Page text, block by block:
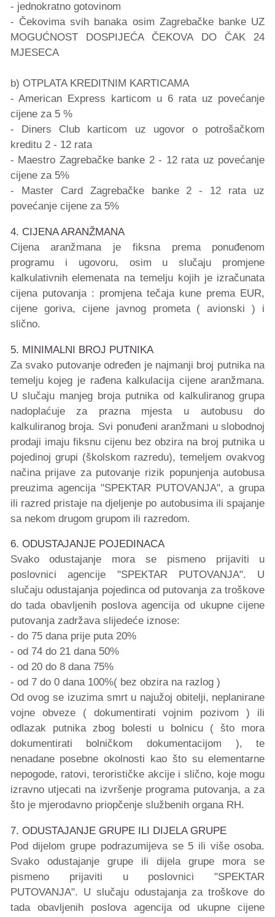
- jednokratno gotovinom
- Čekovima svih banaka osim Zagrebačke banke UZ
MOGUĆNOST DOSPIJEĆA ČEKOVA DO ČAK 24
MJESECA
b) OTPLATA KREDITNIM KARTICAMA
- American Express karticom u 6 rata uz povećanje
cijene za 5 %
- Diners Club karticom uz ugovor o potrošačkom
kreditu 2 - 12 rata
- Maestro Zagrebačke banke 2 - 12 rata uz povećanje
cijene za 5%
- Master Card Zagrebačke banke 2 - 12 rata uz
povećanje cijene za 5%
4. CIJENA ARANŽMANA
Cijena aranžmana je fiksna prema ponuđenom
programu i ugovoru, osim u slučaju promjene
kalkulativnih elemenata na temelju kojih je izračunata
cijena putovanja : promjena tečaja kune prema EUR,
cijene goriva, cijene javnog prometa ( avionski ) i
slično.
5. MINIMALNI BROJ PUTNIKA
Za svako putovanje određen je najmanji broj putnika na
temelju kojeg je rađena kalkulacija cijene aranžmana.
U slučaju manjeg broja putnika od kalkuliranog grupa
nadoplaćuje za prazna mjesta u autobusu do
kalkuliranog broja. Svi ponuđeni aranžmani u slobodnoj
prodaji imaju fiksnu cijenu bez obzira na broj putnika u
pojedinoj grupi (školskom razredu), temeljem ovakvog
načina prijave za putovanje rizik popunjenja autobusa
preuzima agencija "SPEKTAR PUTOVANJA", a grupa
ili razred pristaje na djeljenje po autobusima ili spajanje
sa nekom drugom grupom ili razredom.
6. ODUSTAJANJE POJEDINACA
Svako odustajanje mora se pismeno prijaviti u
poslovnici agencije "SPEKTAR PUTOVANJA". U
slučaju odustajanja pojedinca od putovanja za troškove
do tada obavljenih poslova agencija od ukupne cijene
putovanja zadržava slijedeće iznose:
- do 75 dana prije puta 20%
- od 74 do 21 dana 50%
- od 20 do 8 dana 75%
- od 7 do 0 dana 100%( bez obzira na razlog )
Od ovog se izuzima smrt u najužoj obitelji, neplanirane
vojne obveze ( dokumentirati vojnim pozivom ) ili
odlazak putnika zbog bolesti u bolnicu ( što mora
dokumentirati bolničkom dokumentacijom ), te
nenadane posebne okolnosti kao što su elementarne
nepogode, ratovi, terorističke akcije i slično, koje mogu
izravno utjecati na izvršenje programa putovanja, a za
što je mjerodavno priopčenje službenih organa RH.
7. ODUSTAJANJE GRUPE ILI DIJELA GRUPE
Pod dijelom grupe podrazumijeva se 5 ili više osoba.
Svako odustajanje grupe ili dijela grupe mora se
pismeno prijaviti u poslovnici "SPEKTAR
PUTOVANJA". U slučaju odustajanja za troškove do
tada obavljenih poslova agencija od ukupne cijene